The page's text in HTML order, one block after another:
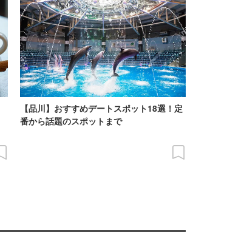
【品川】おすすめデートスポット18選！定
番から話題のスポットまで